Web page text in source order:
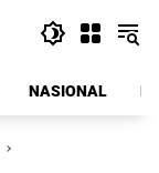
NASIONAL